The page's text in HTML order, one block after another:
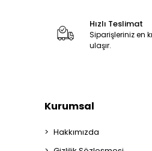
Hızlı Teslimat
Siparişleriniz en
ulaşır.
Kurumsal
Hakkımızda